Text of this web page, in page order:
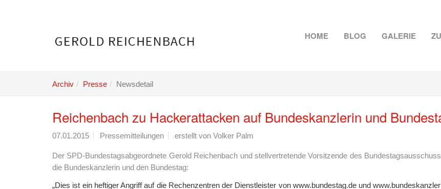
HOME BLOG GALERIE
Archiv Presse Newsdetail
Reichenbach zu Hackerattacken auf Bundeskanzlerin und
07.01.2015 Pressemitteilungen erstellt von Volker Palm
Der SPD-Bundestagsabgeordnete Gerold Reichenbach und stellvertretende Vorsitzende des
die Bundeskanzlerin und den Bundestag:
„Dies ist ein heftiger Angriff auf die Rechenzentren der Dienstleister von www.bundestag.de und